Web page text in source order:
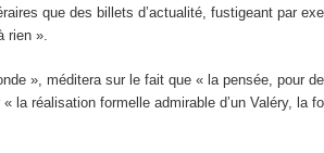
que des billets d’actualité, fustigeant par
rien ».
», méditera sur le fait que « la pensée, pour
réalisation formelle admirable d’un Valéry, la